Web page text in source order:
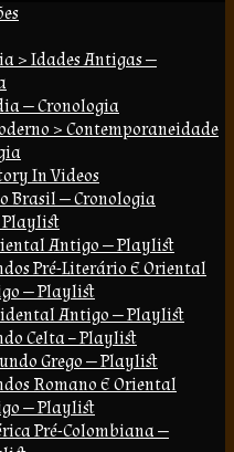
> Idades Antigas —
— Cronologia
> Contemporaneidade
In Videos
Brasil — Cronologia
Playlist
Antigo — Playlist
Pré-Literário E Oriental
— Playlist
Antigo — Playlist
Celta – Playlist
Grego — Playlist
Romano E Oriental
— Playlist
Pré-Colombiana —